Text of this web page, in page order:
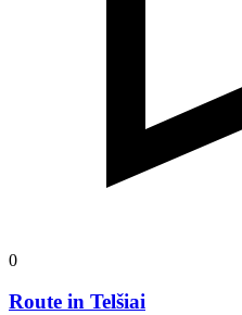
0
Route in Telšiai